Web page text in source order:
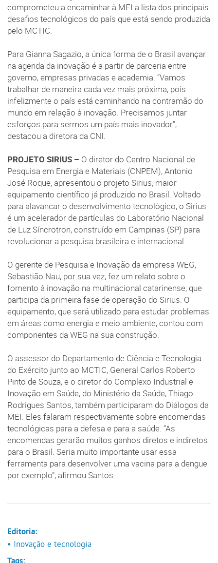
comprometeu a encaminhar à MEI a lista dos principais
desafios tecnológicos do país que está sendo produzida
pelo MCTIC.
Para Gianna Sagazio, a única forma de o Brasil avançar
na agenda da inovação é a partir de parceria entre
governo, empresas privadas e academia. “Vamos
trabalhar de maneira cada vez mais próxima, pois
infelizmente o país está caminhando na contramão do
mundo em relação à inovação. Precisamos juntar
esforços para sermos um país mais inovador”,
destacou a diretora da CNI.
PROJETO SIRIUS – O diretor do Centro Nacional de
Pesquisa em Energia e Materiais (CNPEM), Antonio
José Roque, apresentou o projeto Sirius, maior
equipamento científico já produzido no Brasil. Voltado
para alavancar o desenvolvimento tecnológico, o Sirius
é um acelerador de partículas do Laboratório Nacional
de Luz Síncrotron, construído em Campinas (SP) para
revolucionar a pesquisa brasileira e internacional.
O gerente de Pesquisa e Inovação da empresa WEG,
Sebastião Nau, por sua vez, fez um relato sobre o
fomento à inovação na multinacional catarinense, que
participa da primeira fase de operação do Sirius. O
equipamento, que será utilizado para estudar problemas
em áreas como energia e meio ambiente, contou com
componentes da WEG na sua construção.
O assessor do Departamento de Ciência e Tecnologia
do Exército junto ao MCTIC, General Carlos Roberto
Pinto de Souza, e o diretor do Complexo Industrial e
Inovação em Saúde, do Ministério da Saúde, Thiago
Rodrigues Santos, também participaram do Diálogos da
MEI. Eles falaram respectivamente sobre encomendas
tecnológicas para a defesa e para a saúde. “As
encomendas gerarão muitos ganhos diretos e indiretos
para o Brasil. Seria muito importante usar essa
ferramenta para desenvolver uma vacina para a dengue
por exemplo”, afirmou Santos.
Editoria:
• Inovação e tecnologia